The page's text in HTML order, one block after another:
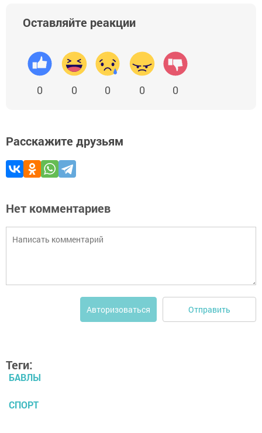
Оставляйте реакции
0 0 0 0 0
Расскажите друзьям
Нет комментариев
Авторизоваться Отправить
Теги:
БАВЛЫ
СПОРТ